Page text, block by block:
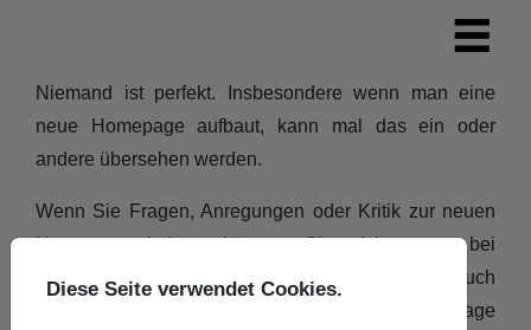
Niemand ist perfekt. Insbesondere wenn man eine
neue Homepage aufbaut, kann mal das ein oder
andere übersehen werden.
Wenn Sie Fragen, Anregungen oder Kritik zur neuen
Homepage haben, können Sie sich gerne bei
Christian Wolf
melden. Alternativ können Fehler auch
der Homepage
Diese Seite verwendet Cookies.